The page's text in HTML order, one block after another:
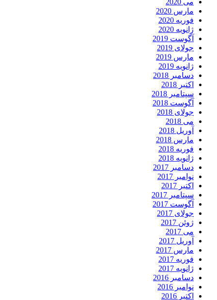
می 2020
مارس 2020
فوریه 2020
ژانویه 2020
آگوست 2019
جولای 2019
مارس 2019
ژانویه 2019
دسامبر 2018
اکتبر 2018
سپتامبر 2018
آگوست 2018
جولای 2018
می 2018
آوریل 2018
مارس 2018
فوریه 2018
ژانویه 2018
دسامبر 2017
نوامبر 2017
اکتبر 2017
سپتامبر 2017
آگوست 2017
جولای 2017
ژوئن 2017
می 2017
آوریل 2017
مارس 2017
فوریه 2017
ژانویه 2017
دسامبر 2016
نوامبر 2016
اکتبر 2016